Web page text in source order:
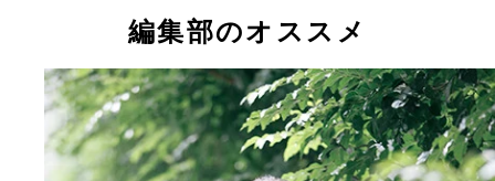
編集部のオススメ